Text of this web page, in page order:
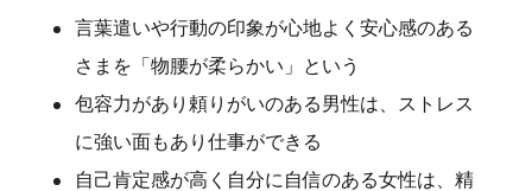
言葉遣いや行動の印象が心地よく安心感のある
さまを「物腰が柔らかい」という
包容力があり頼りがいのある男性は、ストレス
に強い面もあり仕事ができる
自己肯定感が高く自分に自信のある女性は、精